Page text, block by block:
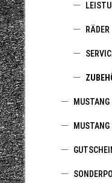
RÄDER